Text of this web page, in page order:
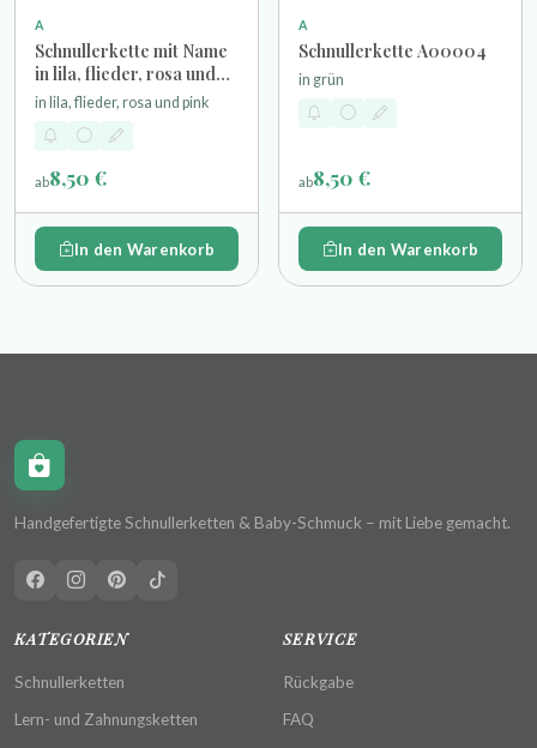
A
Schnullerkette mit Name
in lila, flieder, rosa und
pink
in lila, flieder, rosa und pink
ab8,50 €
In den Warenkorb
A
Schnullerkette A00004
in grün
ab8,50 €
In den Warenkorb
Handgefertigte Schnullerketten & Baby-Schmuck – mit Liebe gemacht.
KATEGORIEN
Schnullerketten
Lern- und Zahnungsketten
SERVICE
Rückgabe
FAQ